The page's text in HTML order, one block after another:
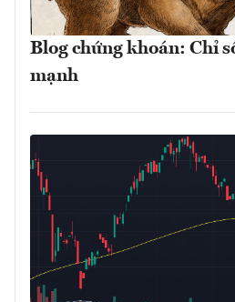
Blog chứng khoán: Chỉ
mạnh